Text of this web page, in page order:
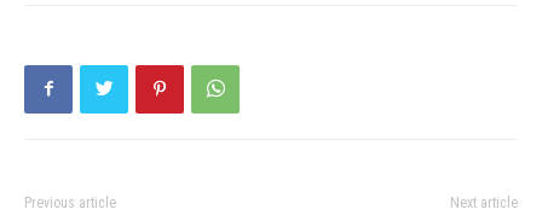
Previous article Next article